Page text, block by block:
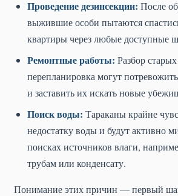
Проведение дезинсекции: После
выжившие особи пытаются
квартиры через любые доступные
Ремонтные работы: Разбор
перепланировка могут
и заставить их искать новые
Поиск воды: Тараканы крайне
недостатку воды и будут активно
поисках источников влаги,
трубам или конденсату.
Понимание этих причин — первый